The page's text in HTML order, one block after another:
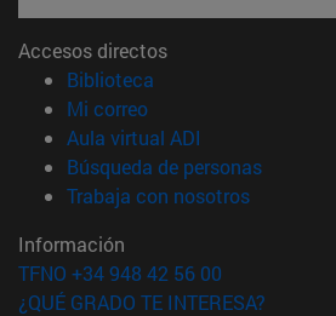
Accesos directos
Biblioteca
Mi correo(abre en nueva
Aula virtual ADI
Búsqueda de personas(abre en
Trabaja con nosotros(abre en
Información
TFNO +34 948 42 56 00
¿QUÉ GRADO TE INTERESA?